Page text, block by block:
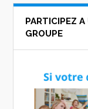
PARTICIPEZ A
GROUPE